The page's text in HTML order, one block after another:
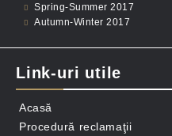
Spring-Summer 2017
Autumn-Winter 2017
Link-uri utile
Acasă
Procedură reclamaţii